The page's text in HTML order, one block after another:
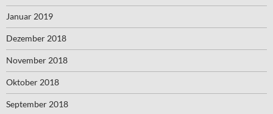
Januar 2019
Dezember 2018
November 2018
Oktober 2018
September 2018